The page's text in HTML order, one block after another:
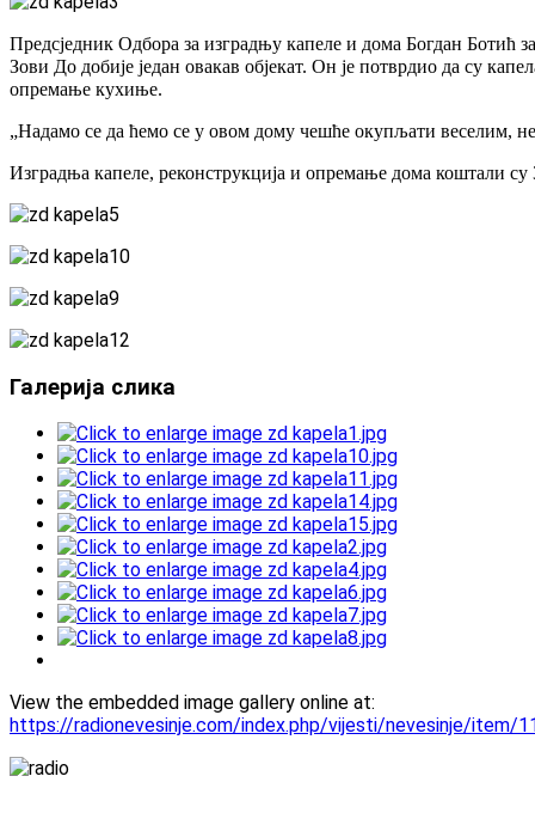
Предсједник Одбора за изградњу капеле и дома Богдан Ботић
Зови До добије један овакав објекат. Он је потврдио да су
опремање кухиње.
„Надамо се да ћемо се у овом дому чешће окупљати веселим,
Изградња капеле, реконструкција и опремање дома коштали
Галерија слика
View the embedded image gallery online at:
https://radionevesinje.com/index.php/vijesti/nevesinje/item/